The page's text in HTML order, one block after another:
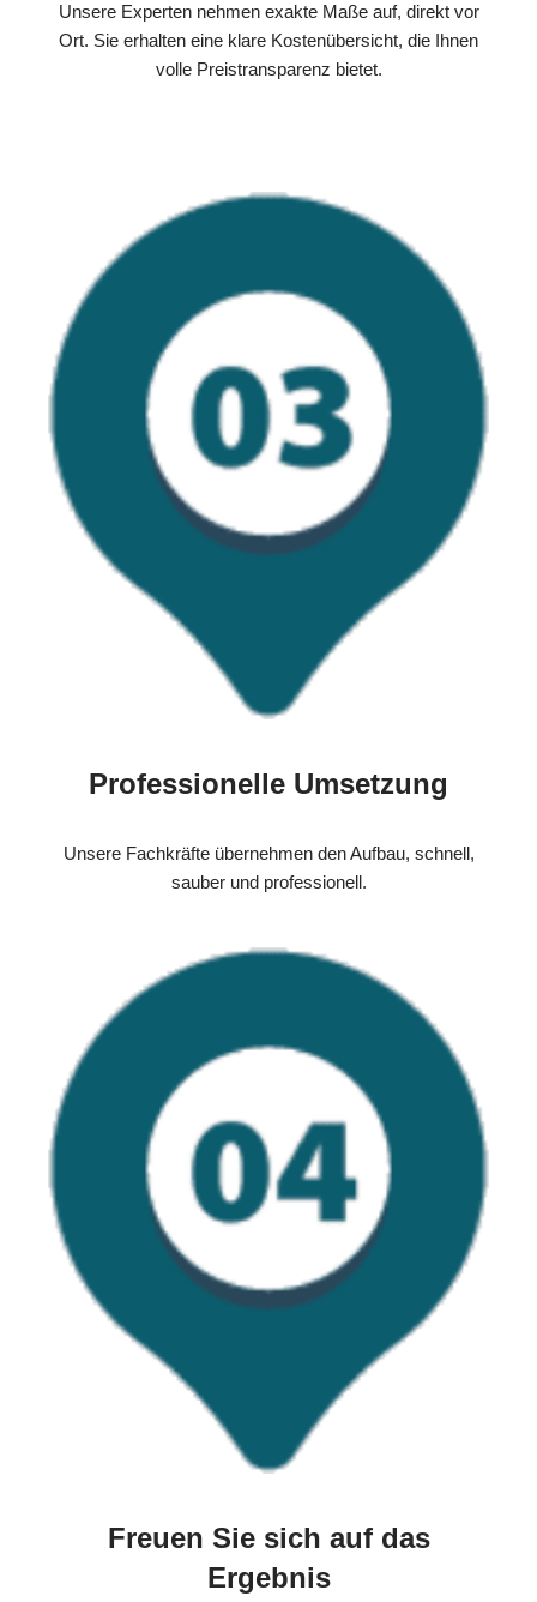
Unsere Experten nehmen exakte Maße auf, direkt vor
Ort. Sie erhalten eine klare Kostenübersicht, die Ihnen
volle Preistransparenz bietet.
Professionelle Umsetzung
Unsere Fachkräfte übernehmen den Aufbau, schnell,
sauber und professionell.
Freuen Sie sich auf das
Ergebnis